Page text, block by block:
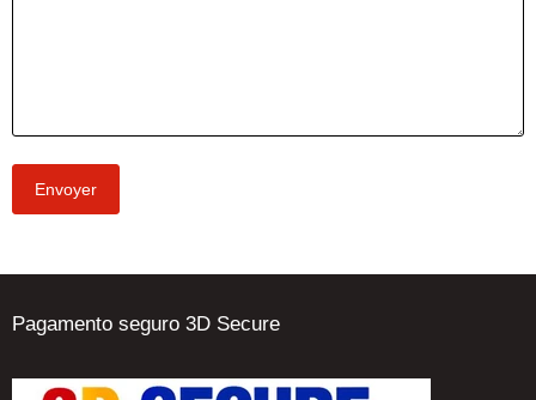
Envoyer
Pagamento seguro 3D Secure